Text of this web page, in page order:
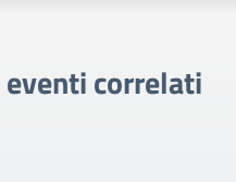
correlati